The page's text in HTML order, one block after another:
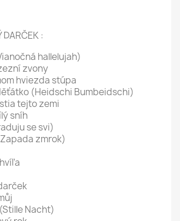
DARČEK :
hallelujah)
zvony
hviezda stúpa
(Heidschi Bumbeidschi)
tejto zemi
sníh
se svi)
zmrok)
Nacht)